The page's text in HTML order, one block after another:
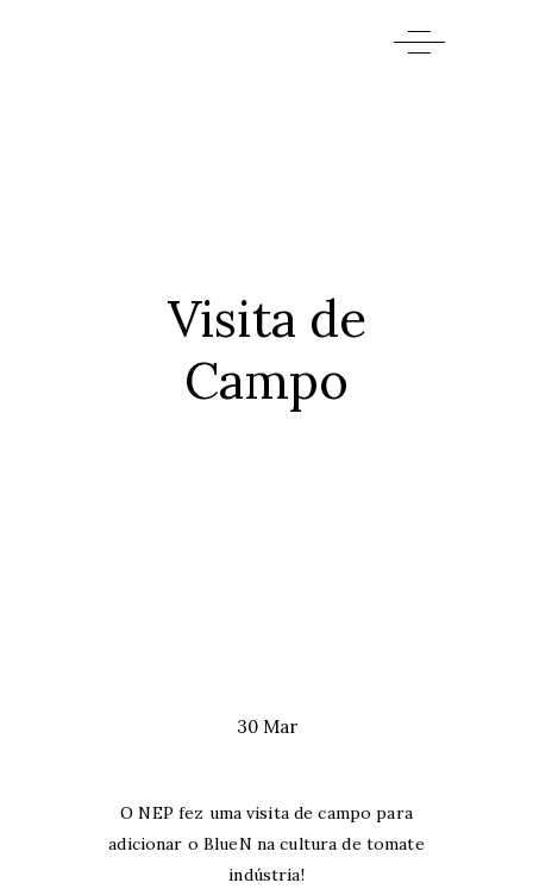
Visita de
Campo
30 Mar
O NEP fez uma visita de campo para
adicionar o BlueN na cultura de tomate
indústria!